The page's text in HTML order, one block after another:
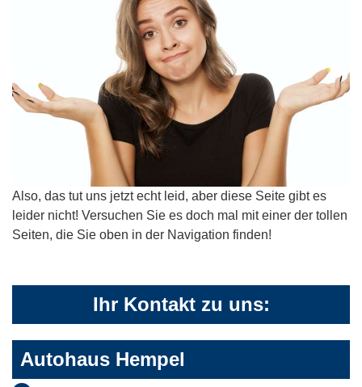
Also, das tut uns jetzt echt leid, aber diese Seite gibt es
leider nicht! Versuchen Sie es doch mal mit einer der tollen
Seiten, die Sie oben in der Navigation finden!
Ihr Kontakt zu uns:
Autohaus Hempel